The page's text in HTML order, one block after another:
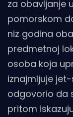
za obavljanje
pomorskom
niz godina
predmetnoj
osoba koja
iznajmljuje
odgovorio da
pritom